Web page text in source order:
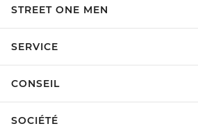
STREET ONE MEN
SERVICE
CONSEIL
SOCIÉTÉ